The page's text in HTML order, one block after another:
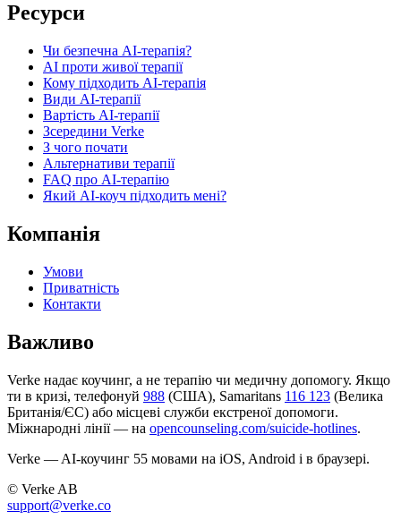
Ресурси
Чи безпечна AI-терапія?
AI проти живої терапії
Кому підходить AI-терапія
Види AI-терапії
Вартість AI-терапії
Зсередини Verke
З чого почати
Альтернативи терапії
FAQ про AI-терапію
Який AI-коуч підходить мені?
Компанія
Умови
Приватність
Контакти
Важливо
Verke надає коучинг, а не терапію чи медичну допомогу. Якщо
ти в кризі, телефонуй 988 (США), Samaritans 116 123 (Велика
Британія/ЄС) або місцеві служби екстреної допомоги.
Міжнародні лінії — на opencounseling.com/suicide-hotlines.
Verke — AI-коучинг 55 мовами на iOS, Android і в браузері.
© Verke AB
support@verke.co